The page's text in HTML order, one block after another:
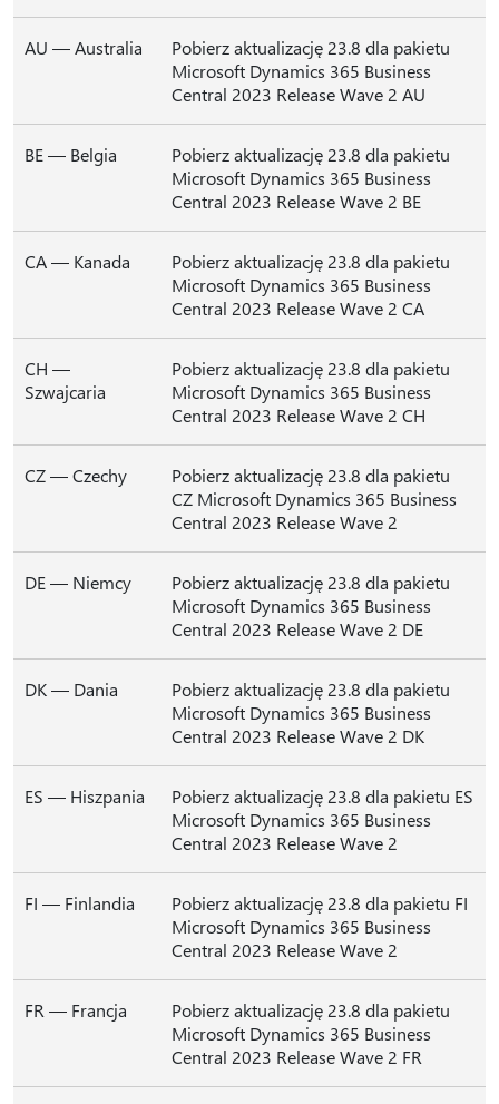
AU — Australia
Pobierz aktualizację 23.8 dla pakietu
Microsoft Dynamics 365 Business
Central 2023 Release Wave 2 AU
BE — Belgia
Pobierz aktualizację 23.8 dla pakietu
Microsoft Dynamics 365 Business
Central 2023 Release Wave 2 BE
CA — Kanada
Pobierz aktualizację 23.8 dla pakietu
Microsoft Dynamics 365 Business
Central 2023 Release Wave 2 CA
CH —
Szwajcaria
Pobierz aktualizację 23.8 dla pakietu
Microsoft Dynamics 365 Business
Central 2023 Release Wave 2 CH
CZ — Czechy
Pobierz aktualizację 23.8 dla pakietu
CZ Microsoft Dynamics 365 Business
Central 2023 Release Wave 2
DE — Niemcy
Pobierz aktualizację 23.8 dla pakietu
Microsoft Dynamics 365 Business
Central 2023 Release Wave 2 DE
DK — Dania
Pobierz aktualizację 23.8 dla pakietu
Microsoft Dynamics 365 Business
Central 2023 Release Wave 2 DK
ES — Hiszpania
Pobierz aktualizację 23.8 dla pakietu ES
Microsoft Dynamics 365 Business
Central 2023 Release Wave 2
FI — Finlandia
Pobierz aktualizację 23.8 dla pakietu FI
Microsoft Dynamics 365 Business
Central 2023 Release Wave 2
FR — Francja
Pobierz aktualizację 23.8 dla pakietu
Microsoft Dynamics 365 Business
Central 2023 Release Wave 2 FR